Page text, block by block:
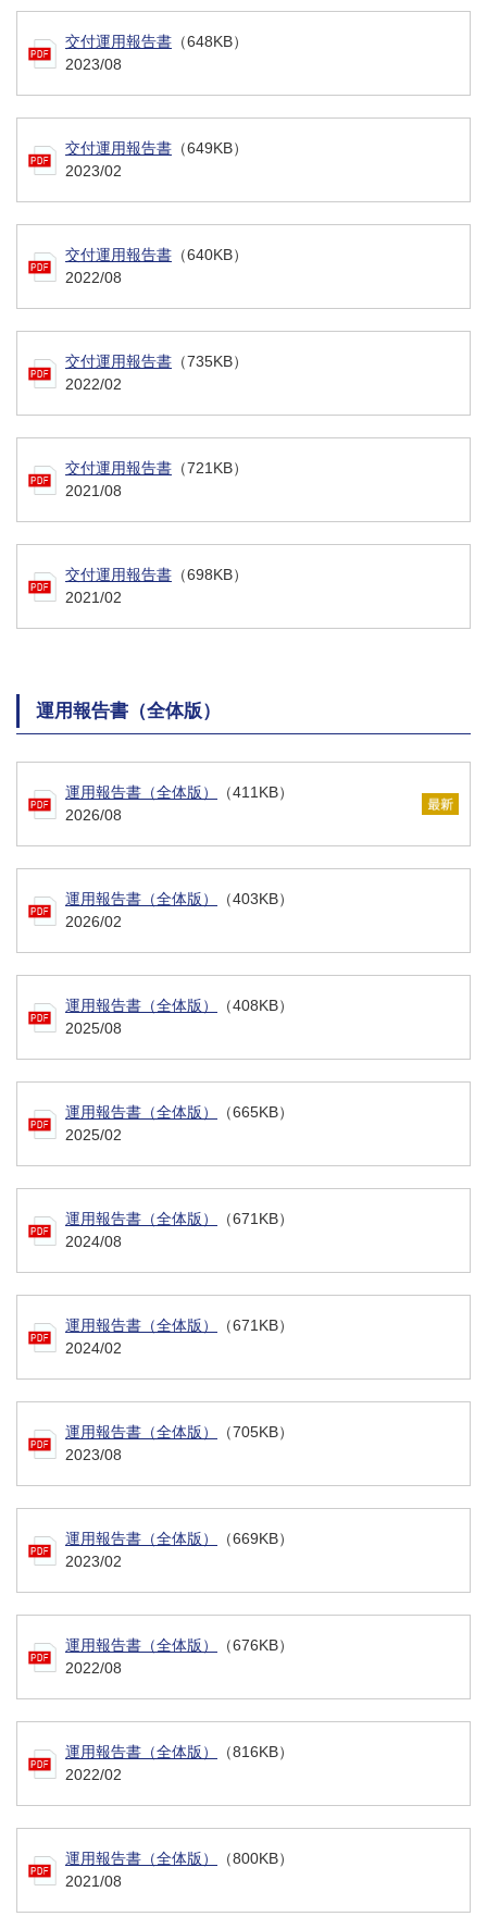
交付運用報告書 （648KB）
2023/08
交付運用報告書 （649KB）
2023/02
交付運用報告書 （640KB）
2022/08
交付運用報告書 （735KB）
2022/02
交付運用報告書 （721KB）
2021/08
交付運用報告書 （698KB）
2021/02
運用報告書（全体版）
運用報告書（全体版）
（411KB）
2026/08
運用報告書（全体版）
（403KB）
2026/02
運用報告書（全体版）
（408KB）
2025/08
運用報告書（全体版）
（665KB）
2025/02
運用報告書（全体版）
（671KB）
2024/08
運用報告書（全体版）
（671KB）
2024/02
運用報告書（全体版）
（705KB）
2023/08
運用報告書（全体版）
（669KB）
2023/02
運用報告書（全体版）
（676KB）
2022/08
運用報告書（全体版）
（816KB）
2022/02
運用報告書（全体版）
（800KB）
2021/08